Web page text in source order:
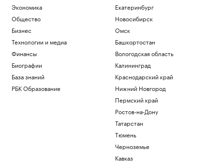
Экономика
Общество
Бизнес
Технологии и медиа
Финансы
Биографии
База знаний
РБК Образование
Екатеринбург
Новосибирск
Омск
Башкортостан
Вологодская область
Калининград
Краснодарский край
Нижний Новгород
Пермский край
Ростов-на-Дону
Татарстан
Тюмень
Черноземье
Кавказ